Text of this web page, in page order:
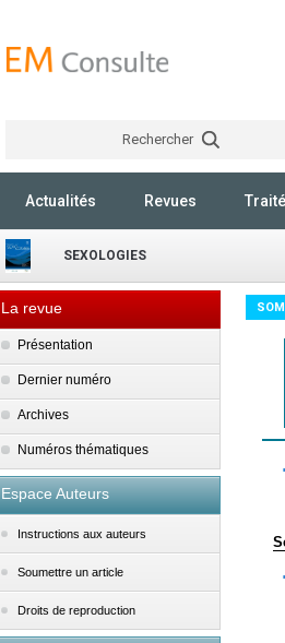
Rechercher
Actualités Revues
SEXOLOGIES
La revue
Présentation
Dernier numéro
Archives
Numéros thématiques
Espace Auteurs
Instructions aux auteurs
Soumettre un article
Droits de reproduction